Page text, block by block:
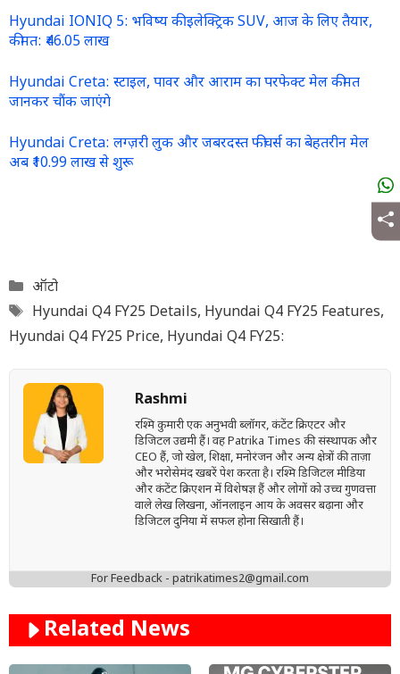
Hyundai IONIQ 5: भविष्य की इलेक्ट्रिक SUV, आज के लिए तैयार,
कीमत: ₹46.05 लाख
Hyundai Creta: स्टाइल, पावर और आराम का परफेक्ट मेल कीमत
जानकर चौंक जाएंगे
Hyundai Creta: लग्ज़री लुक और जबरदस्त फीचर्स का बेहतरीन मेल
अब ₹10.99 लाख से शुरू
Categories
ऑटो
Tags
Hyundai Q4 FY25 Details, Hyundai Q4 FY25 Features,
Hyundai Q4 FY25 Price, Hyundai Q4 FY25:
Rashmi
रश्मि कुमारी एक अनुभवी ब्लॉगर, कंटेंट क्रिएटर और
डिजिटल उद्यमी हैं। वह Patrika Times की संस्थापक और
CEO हैं, जो खेल, शिक्षा, मनोरंजन और अन्य क्षेत्रों की ताज़ा
और भरोसेमंद खबरें पेश करता है। रश्मि डिजिटल मीडिया
और कंटेंट क्रिएशन में विशेषज्ञ हैं और लोगों को उच्च गुणवत्ता
वाले लेख लिखना, ऑनलाइन आय के अवसर बढ़ाना और
डिजिटल दुनिया में सफल होना सिखाती हैं।
For Feedback - patrikatimes2@gmail.com
Related News